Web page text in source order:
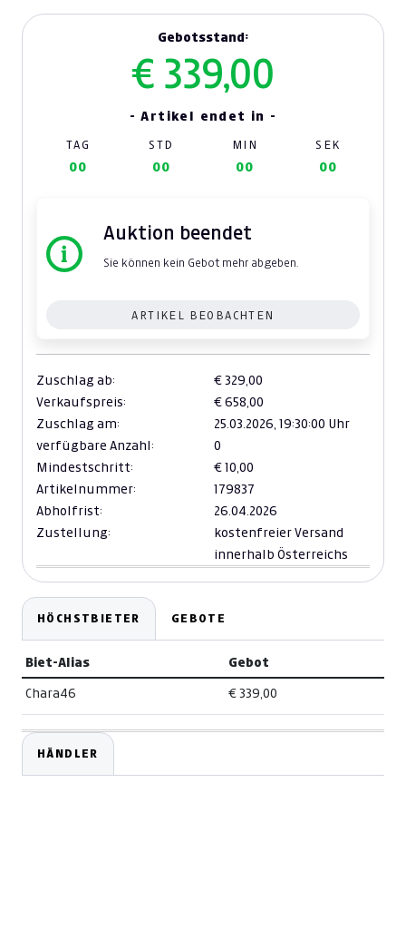
Gebotsstand:
€ 339,00
- Artikel endet in -
TAG STD MIN SEK
00 00 00 00
Auktion beendet
Sie können kein Gebot mehr abgeben.
ARTIKEL BEOBACHTEN
Zuschlag ab:
€ 329,00
Verkaufspreis:
€ 658,00
Zuschlag am:
25.03.2026, 19:30:00 Uhr
verfügbare Anzahl:
0
Mindestschritt:
€ 10,00
Artikelnummer:
179837
Abholfrist:
26.04.2026
Zustellung:
kostenfreier Versand
innerhalb Österreichs
HÖCHSTBIETER GEBOTE
Biet-Alias Gebot
Chara46 € 339,00
HÄNDLER